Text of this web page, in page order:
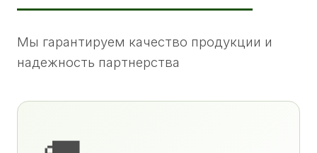
Мы гарантируем качество продукции и
надежность партнерства